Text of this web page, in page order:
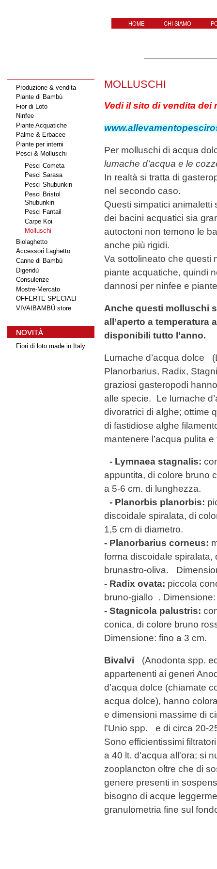
HOME CHI SIAMO
Produzione & vendita
Piante di Bambù
Fior di Loto
Ninfee
Piante Acquatiche
Palme & Erbacee
Piante per interni
Pesci & Molluschi
Pesci Cometa
Pesci Sarasa
Pesci Shubunkin
Pesci Bristol
Shubunkin
Pesci Fantail
Carpe Koi
Molluschi
Biolaghetto
Accessori Laghetto
Canne di Bambù
Digeridù
Consulenze
Mostre-Mercato
OFFERTE SPECIALI
VIVAIBAMBÚ store
NOVITÀ
Fiori di loto made in Italy
MOLLUSCHI
Vedi il sito di vendita
Per molluschi di acqua
lumache d’acqua e le
In realtà si tratta di
nel secondo caso.
Questi simpatici animaletti
dei bacini acquatici sia
autoctoni non temono le
anche più rigidi.
Va sottolineato che questi
piante acquatiche, quindi
dannosi per ninfee e
Anche questi molluschi
all’aperto a temperatura
disponibili tutto l’anno.
Lumache d’acqua dolce
Planorbarius, Radix,
graziosi gasteropodi
alle specie. Le lumache
divoratrici di alghe; ottime
di fastidiose alghe
mantenere l’acqua pulita
- Lymnaea stagnalis:
appuntita, di colore bruno
a 5-6 cm. di lunghezza.
- Planorbis planorbis:
discoidale spiralata, di
1,5 cm di diametro.
- Planorbarius corneus:
forma discoidale spiralata,
brunastro-oliva.
- Radix ovata: piccola
bruno-giallo .
- Stagnicola palustris:
conica, di colore bruno
Dimensione: fino a 3 cm.
Bivalvi
(Anodonta spp.
appartenenti ai generi
d'acqua dolce (chiamate
acqua dolce), hanno
e dimensioni massime di
l'Unio spp. e di circa 20-
Sono efficientissimi
a 40 lt. d'acqua all'ora; si
zooplancton oltre che di
genere presenti in
bisogno di acque
granulometria fine sul